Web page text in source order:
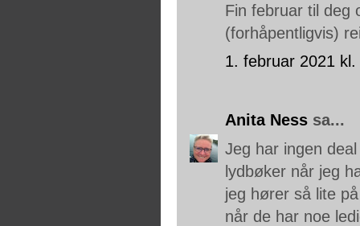
Fin februar til deg
(forhåpentligvis)
1. februar 2021 kl.
Anita Ness sa...
Jeg har ingen
lydbøker når jeg
jeg hører så lite
når de har noe